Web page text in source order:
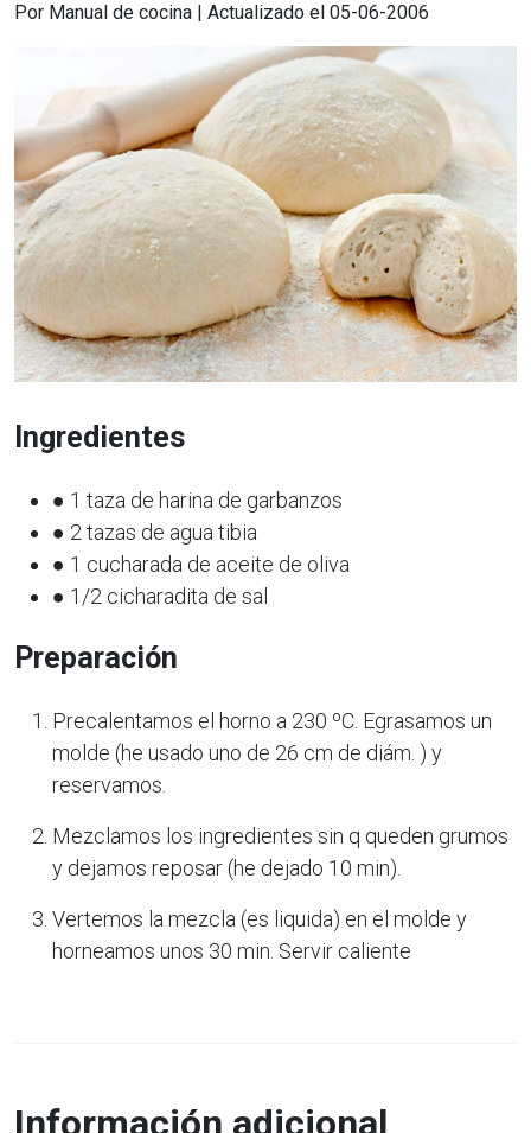
Por Manual de cocina | Actualizado el 05-06-2006
Ingredientes
● 1 taza de harina de garbanzos
● 2 tazas de agua tibia
● 1 cucharada de aceite de oliva
● 1/2 cicharadita de sal
Preparación
Precalentamos el horno a 230 ºC. Egrasamos un
molde (he usado uno de 26 cm de diám. ) y
reservamos.
Mezclamos los ingredientes sin q queden grumos
y dejamos reposar (he dejado 10 min).
Vertemos la mezcla (es liquida) en el molde y
horneamos unos 30 min. Servir caliente
Información adicional